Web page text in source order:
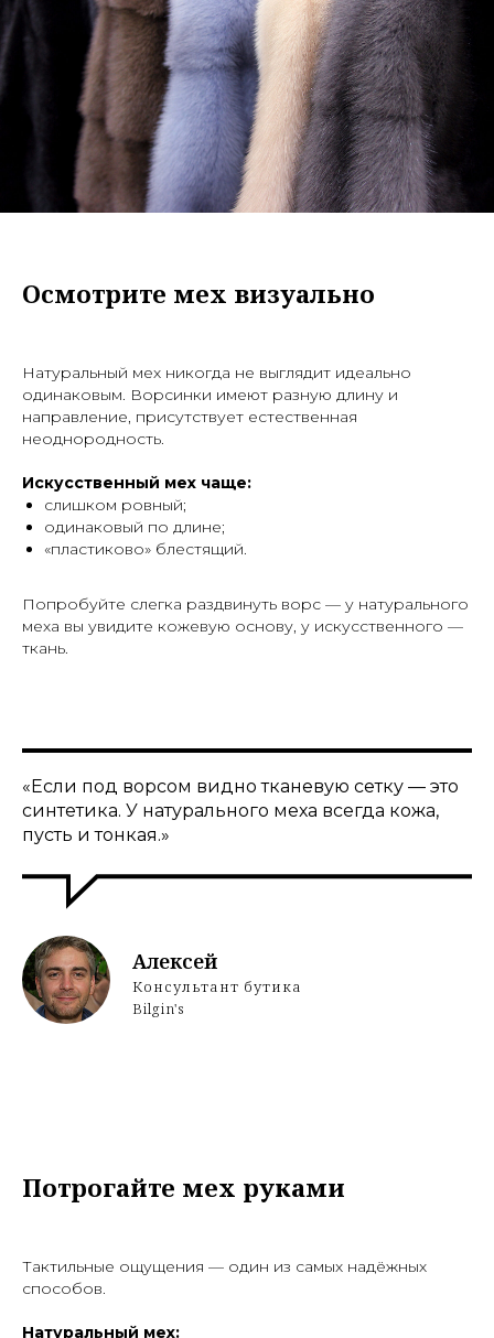
Осмотрите мех визуально
Натуральный мех никогда не выглядит идеально
одинаковым. Ворсинки имеют разную длину и
направление, присутствует естественная
неоднородность.
Искусственный мех чаще:
слишком ровный;
одинаковый по длине;
«пластиково» блестящий.
Попробуйте слегка раздвинуть ворс — у натурального
меха вы увидите кожевую основу, у искусственного —
ткань.
«Если под ворсом видно тканевую сетку — это
синтетика. У натурального меха всегда кожа,
пусть и тонкая.»
Алексей
Консультант бутика
Bilgin's
Потрогайте мех руками
Тактильные ощущения — один из самых надёжных
способов.
Натуральный мех: